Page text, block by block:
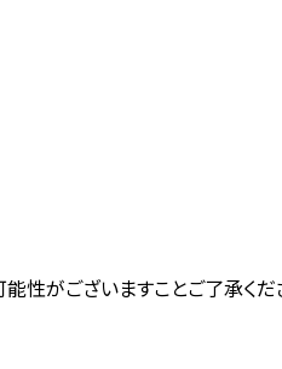
がございますことご了承くだ